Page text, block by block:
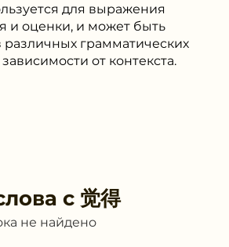
для выражения
и оценки, и может быть
различных грамматических
от контекста.
с 觉得
не найдено